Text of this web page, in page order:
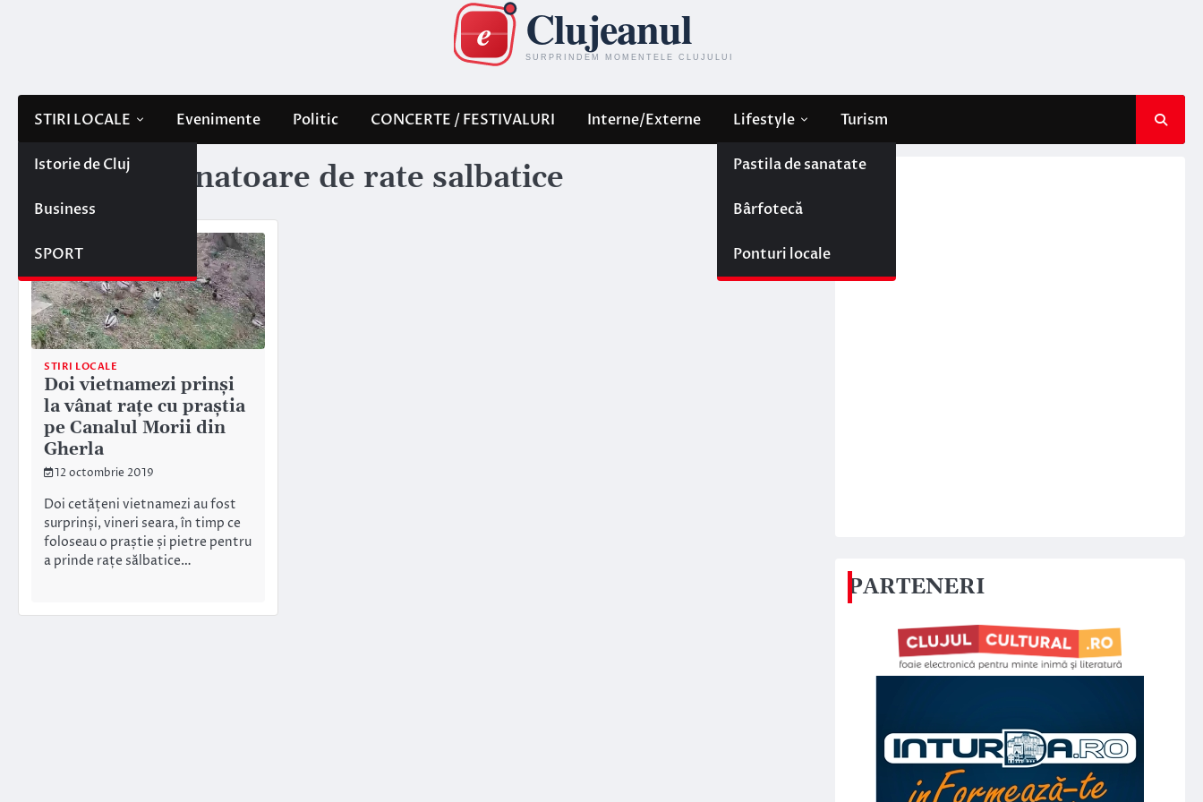
STIRI LOCALE
Istorie de Cluj
Business
SPORT
Evenimente Politic CONCERTE / FESTIVALURI Interne/Externe Lifestyle
Pastila de sanatate
Bârfotecă
Ponturi locale
Turism
Etichetă: vanatoare de rate salbatice
STIRI LOCALE
Doi vietnamezi prinși
la vânat rațe cu praștia
pe Canalul Morii din
Gherla
12 octombrie 2019
Doi cetățeni vietnamezi au fost
surprinși, vineri seara, în timp ce
foloseau o praștie și pietre pentru
a prinde rațe sălbatice…
PARTENERI